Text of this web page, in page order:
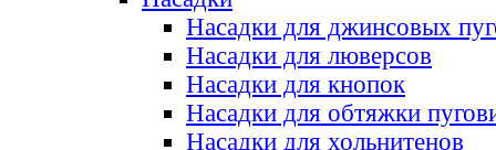
Насадки для джинсовых
Насадки для люверсов
Насадки для кнопок
Насадки для обтяжки
Насадки для хольнитенов